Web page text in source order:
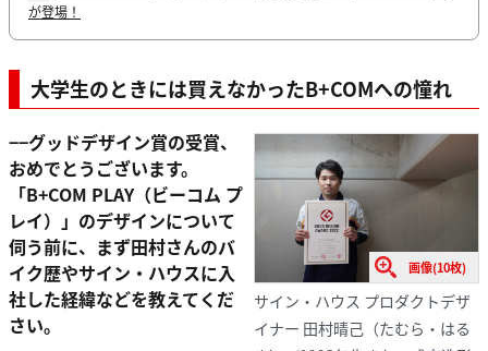
が登場！
大学生のときには買えなかったB+COMへの憧れ
画像(10枚)
サイン・ハウス プロダクトデザ
イナー 田村晴己（たむら・はる
−−グッドデザイン賞の受賞、
おめでとうございます。
「B+COM PLAY（ビーコム プ
レイ）」のデザインについて
伺う前に、まず田村さんのバ
イク歴やサイン・ハウスに入
社した経緯などを教えてくだ
さい。